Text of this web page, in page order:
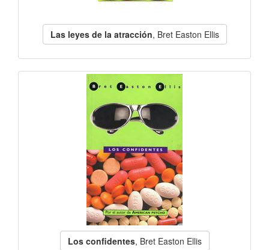
Las leyes de la atracción, Bret Easton Ellis
Los confidentes, Bret Easton Ellis